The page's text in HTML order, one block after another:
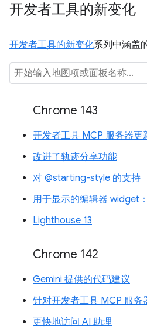
开发者工具的新变化
开发者工具的新变化系列中涵盖
Chrome 143
开发者工具 MCP 服务器更
改进了轨迹分享功能
对 @starting-style 的支持
用于显示的编辑器 widget
Lighthouse 13
Chrome 142
Gemini 提供的代码建议
针对开发者工具 MCP 服务
更快地访问 AI 助理